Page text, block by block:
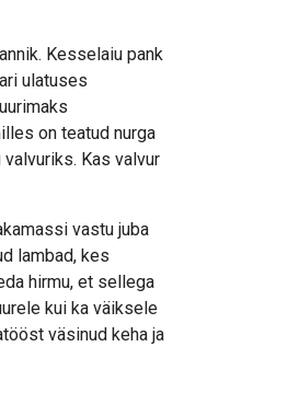
Kesselaiu pank
ulatuses
on teatud nurga
Kas valvur
vastu juba
lambad, kes
hirmu, et sellega
kui ka väiksele
väsinud keha ja